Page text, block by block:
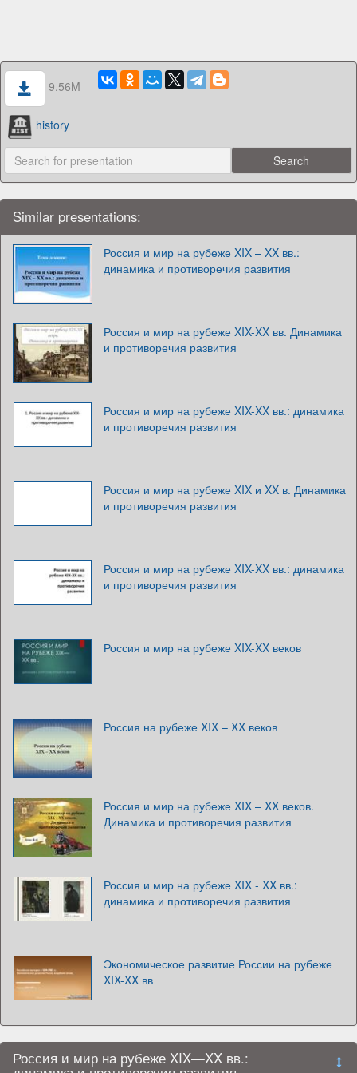
9.56M
history
Similar presentations:
Россия и мир на рубеже XIX – XX вв.:
динамика и противоречия развития
Россия и мир на рубеже XIX-XX вв. Динамика
и противоречия развития
Россия и мир на рубеже XIX-XX вв.: динамика
и противоречия развития
Россия и мир на рубеже XIX и XX в. Динамика
и противоречия развития
Россия и мир на рубеже XIX-XX вв.: динамика
и противоречия развития
Россия и мир на рубеже XIX-XX веков
Россия на рубеже XIX – XX веков
Россия и мир на рубеже XIX – XX веков.
Динамика и противоречия развития
Россия и мир на рубеже XIX - XX вв.:
динамика и противоречия развития
Экономическое развитие России на рубеже
XIX-XX вв
Россия и мир на рубеже XIX—XX вв.: